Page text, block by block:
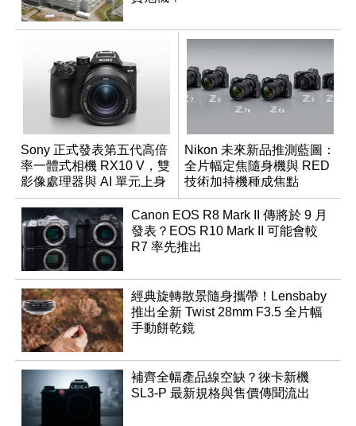
Sony 正式發表第五代高倍
率一體式相機 RX10 V，雙
影像處理器與 AI 單元上身
Nikon 未來新品推測藍圖：
全片幅定焦隨身機與 RED
技術加持機種成焦點
Canon EOS R8 Mark II 傳將於 9 月
發表？EOS R10 Mark II 可能會較
R7 率先推出
經典旋轉散景隨身攜帶！Lensbaby
推出全新 Twist 28mm F3.5 全片幅
手動餅乾鏡
補齊全幅產品線空缺？徠卡新機
SL3-P 最新規格與售價傳聞流出